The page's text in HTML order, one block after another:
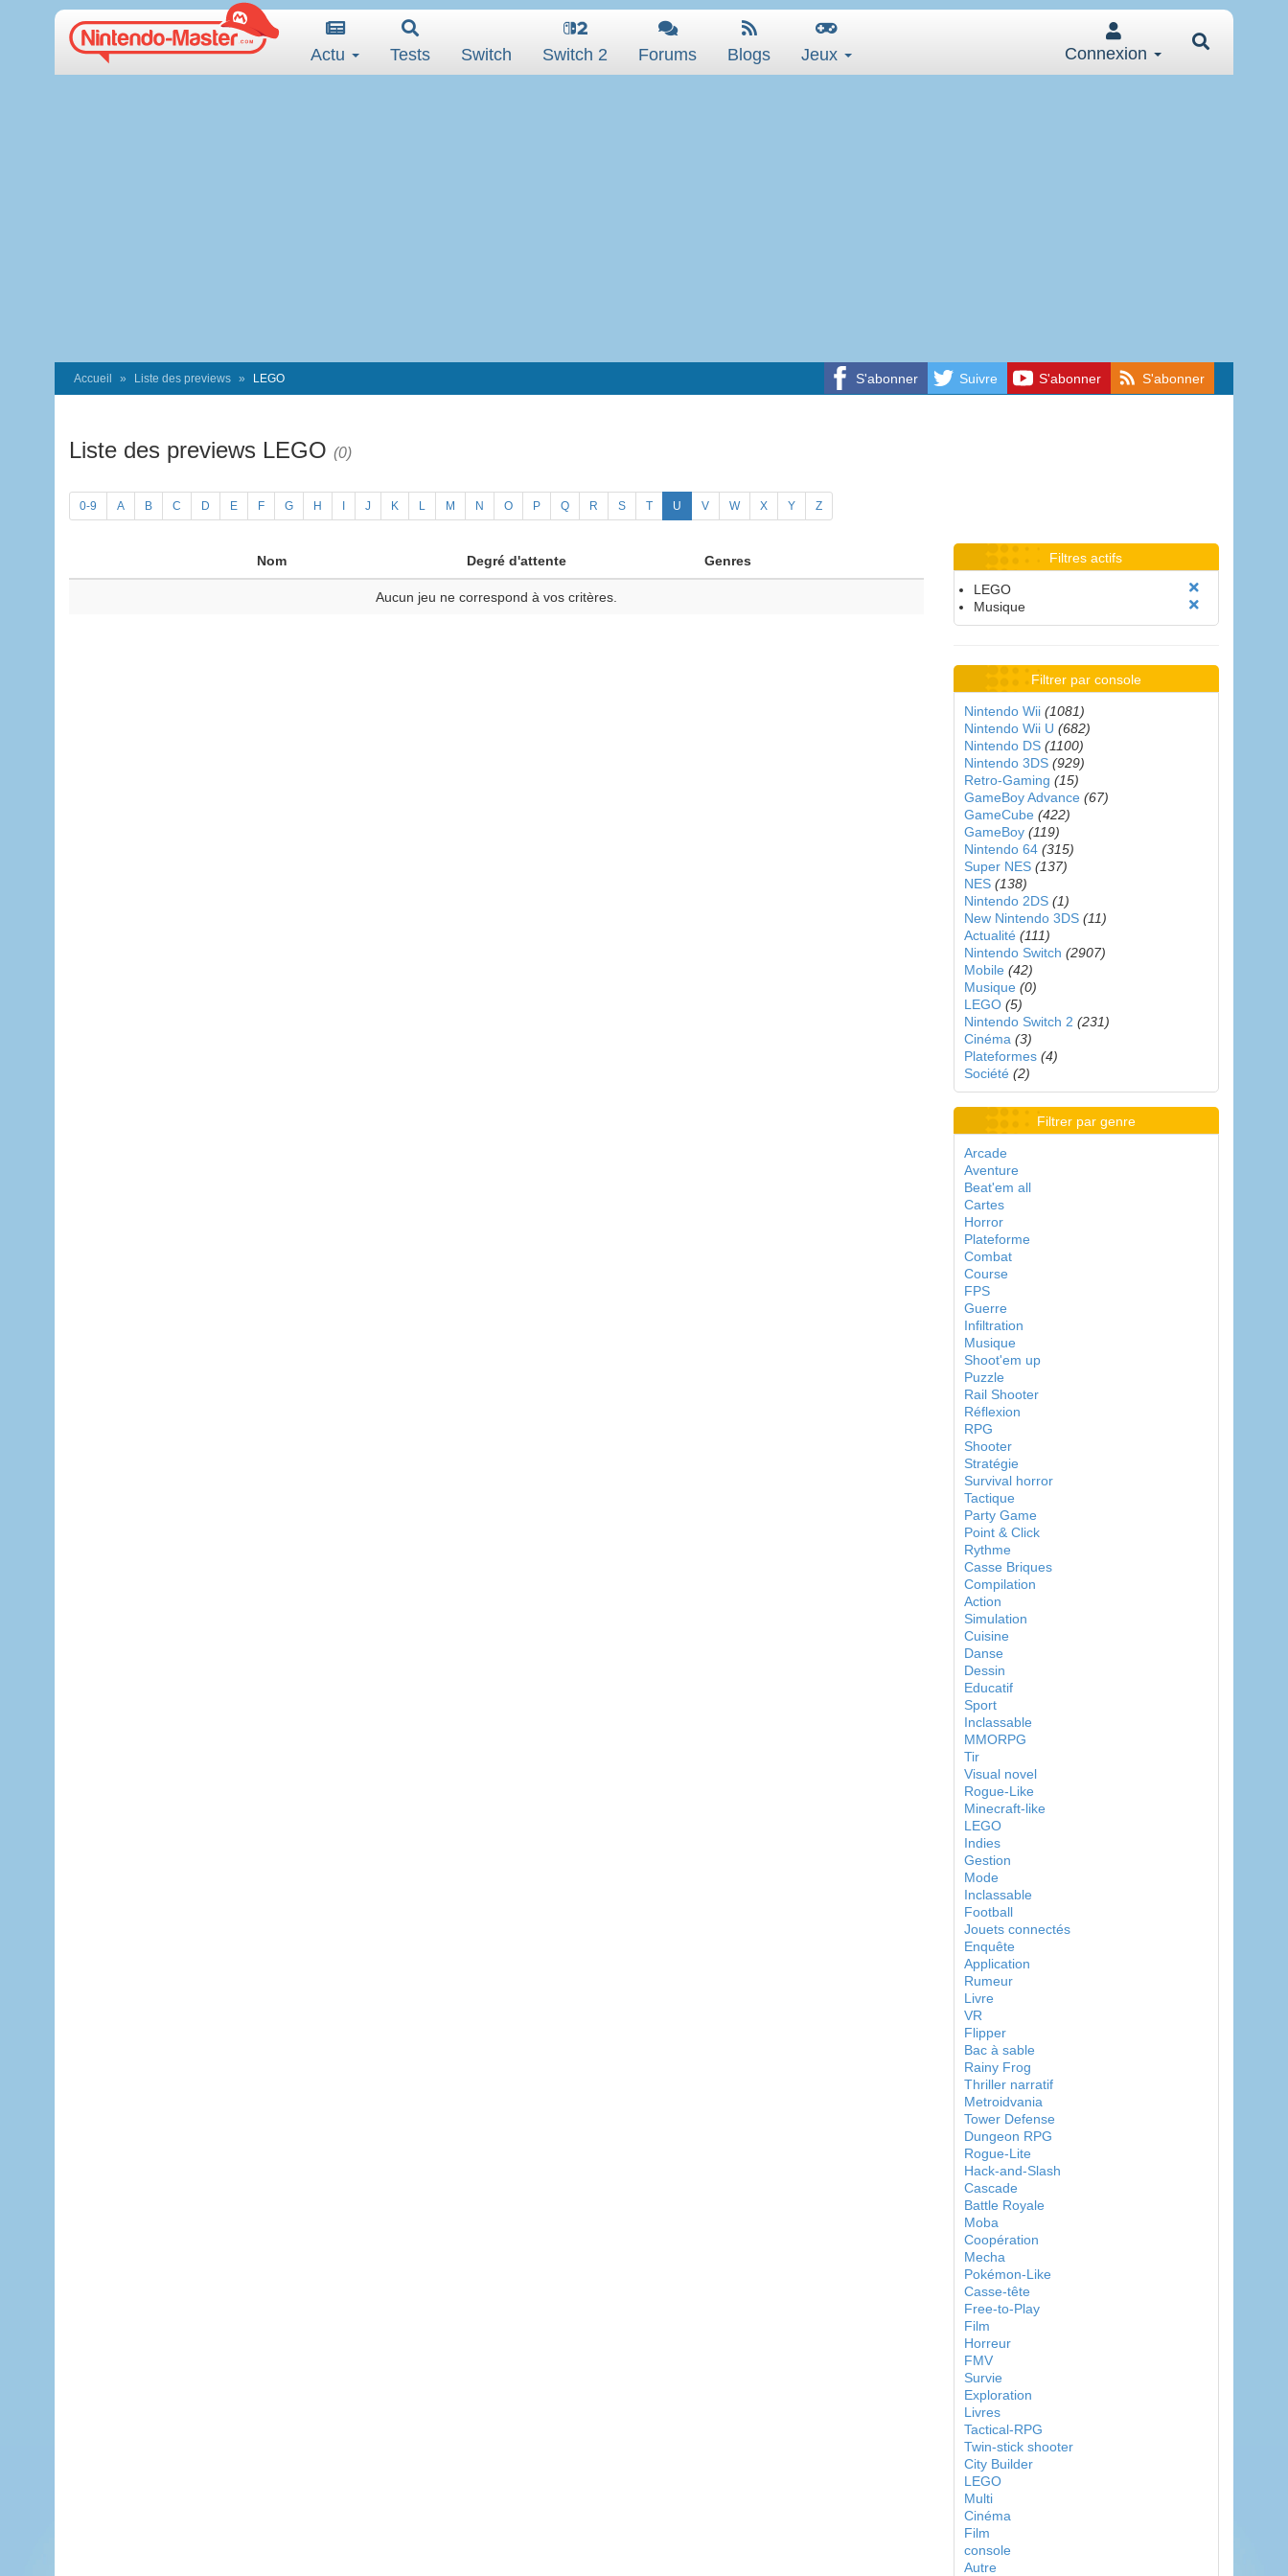
Actu Tests Switch Switch 2 Forums Blogs Jeux Connexion
S'abonner Suivre S'abonner S'abonner
Accueil Liste des previews LEGO
Liste des previews LEGO (0)
0-9 A B C D E F G H J K L M N O P Q R S T U V W X Y Z
Nom Degré d'attente Genres
Aucun jeu ne correspond à vos critères.
Filtres actifs
LEGO
Musique
Filtrer par console
Nintendo Wii (1081)
Nintendo Wii U (682)
Nintendo DS (1100)
Nintendo 3DS (929)
Retro-Gaming (15)
GameBoy Advance (67)
GameCube (422)
GameBoy (119)
Nintendo 64 (315)
Super NES (137)
NES (138)
Nintendo 2DS (1)
New Nintendo 3DS (11)
Actualité (111)
Nintendo Switch (2907)
Mobile (42)
Musique (0)
LEGO (5)
Nintendo Switch 2 (231)
Cinéma (3)
Plateformes (4)
Société (2)
Filtrer par genre
Arcade
Aventure
Beat'em all
Cartes
Horror
Plateforme
Combat
Course
FPS
Guerre
Infiltration
Musique
Shoot'em up
Puzzle
Rail Shooter
Réflexion
RPG
Shooter
Stratégie
Survival horror
Tactique
Party Game
Point & Click
Rythme
Casse Briques
Compilation
Action
Simulation
Cuisine
Danse
Dessin
Educatif
Sport
Inclassable
MMORPG
Tir
Visual novel
Rogue-Like
Minecraft-like
LEGO
Indies
Gestion
Mode
Inclassable
Football
Jouets connectés
Enquête
Application
Rumeur
Livre
VR
Flipper
Bac à sable
Rainy Frog
Thriller narratif
Metroidvania
Tower Defense
Dungeon RPG
Rogue-Lite
Hack-and-Slash
Cascade
Battle Royale
Moba
Coopération
Mecha
Pokémon-Like
Casse-tête
Free-to-Play
Film
Horreur
FMV
Survie
Exploration
Livres
Tactical-RPG
Twin-stick shooter
City Builder
LEGO
Multi
Cinéma
Film
console
Autre